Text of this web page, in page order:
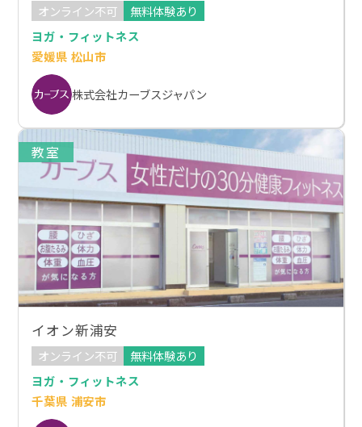
オンライン不可
無料体験あり
ヨガ・フィットネス
愛媛県 松山市
株式会社カーブスジャパン
教室
イオン新浦安
オンライン不可
無料体験あり
ヨガ・フィットネス
千葉県 浦安市